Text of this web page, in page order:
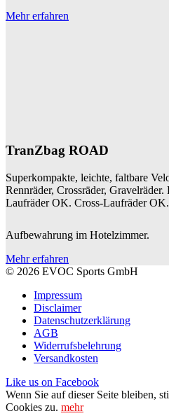
Mehr erfahren
TranZbag ROAD
Superkompakte, leichte, faltbare
Rennräder, Crossräder,
Laufräder OK. Cross-Laufräder
Aufbewahrung im Hotelzimmer.
Mehr erfahren
© 2026 EVOC Sports GmbH
Impressum
Disclaimer
Datenschutzerklärung
AGB
Widerrufsbelehrung
Versandkosten
Like us on Facebook
Wenn Sie auf dieser Seite bleiben,
Cookies zu. mehr